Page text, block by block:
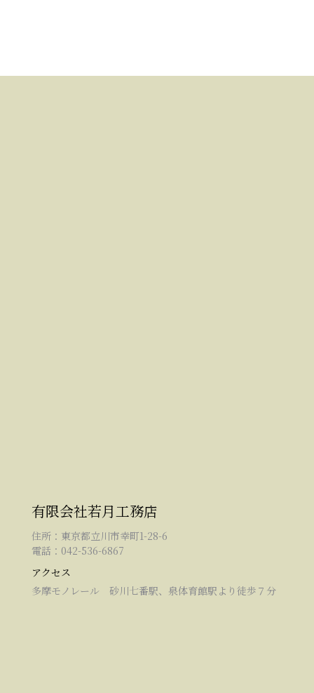
有限会社若月工務店
住所：東京都立川市幸町1-28-6
電話：042-536-6867
アクセス
多摩モノレール 砂川七番駅、泉体育館駅より徒歩７分